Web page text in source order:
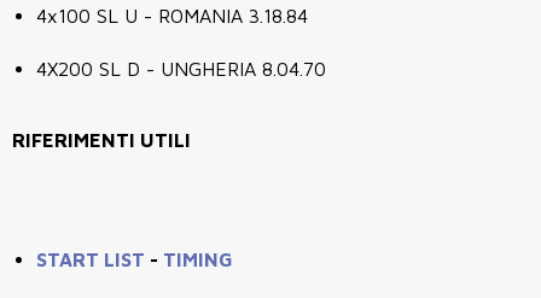
4x100 SL U - ROMANIA 3.18.84
4X200 SL D - UNGHERIA 8.04.70
RIFERIMENTI UTILI
START LIST - TIMING